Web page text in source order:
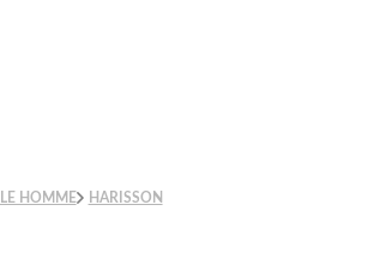
HOMME HARISSON